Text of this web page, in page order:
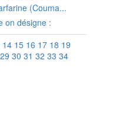
(Couma...
on désigne :
14 15 16 17 18 19
29 30 31 32 33 34